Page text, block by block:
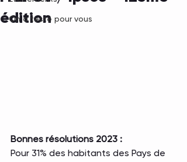
On a testé pour vous
édition
Bonnes résolutions 2023 :
Pour 31% des habitants des Pays de